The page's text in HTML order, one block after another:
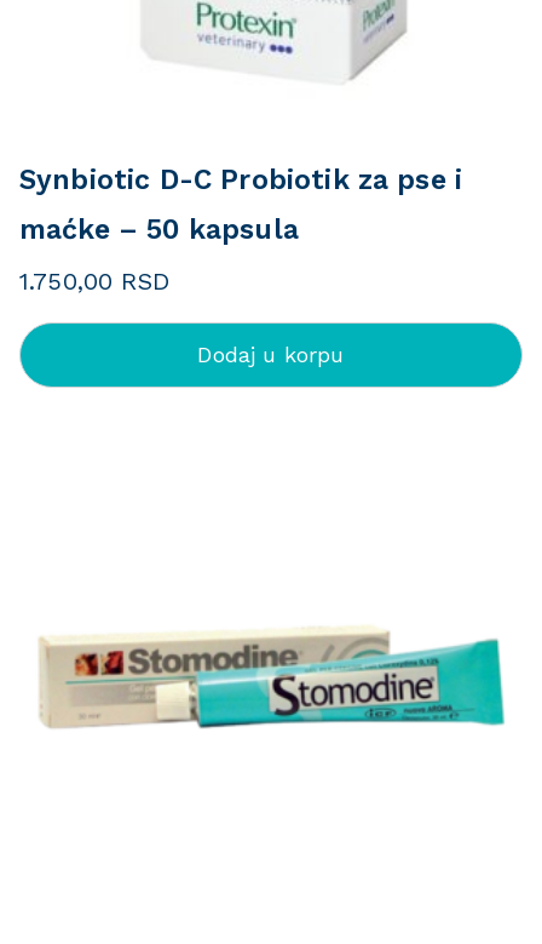
Synbiotic D-C Probiotik za pse i
maćke – 50 kapsula
1.750,00 RSD
Dodaj u korpu